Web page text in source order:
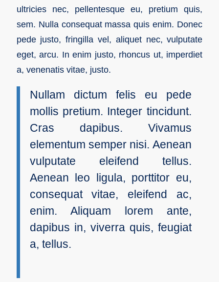
ultricies nec, pellentesque eu, pretium quis,
sem. Nulla consequat massa quis enim. Donec
pede justo, fringilla vel, aliquet nec, vulputate
eget, arcu. In enim justo, rhoncus ut, imperdiet
a, venenatis vitae, justo.
Nullam dictum felis eu pede
mollis pretium. Integer tincidunt.
Cras dapibus. Vivamus
elementum semper nisi. Aenean
vulputate eleifend tellus.
Aenean leo ligula, porttitor eu,
consequat vitae, eleifend ac,
enim. Aliquam lorem ante,
dapibus in, viverra quis, feugiat
a, tellus.